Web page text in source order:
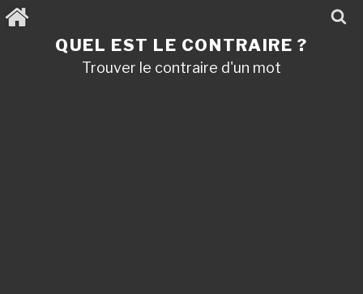
Aller
au
QUEL EST LE CONTRAIRE ?
Trouver le contraire d'un mot